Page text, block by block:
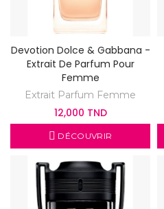
Devotion Dolce & Gabbana -
Extrait De Parfum Pour
Femme
Extrait Parfum Femme
12,000 TND
DÉCOUVRIR